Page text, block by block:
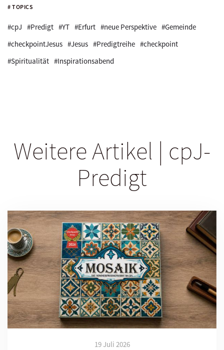
# TOPICS
#cpJ #Predigt #YT #Erfurt #neue Perspektive #Gemeinde
#checkpointJesus #Jesus #Predigtreihe #checkpoint
#Spiritualität #Inspirationsabend
Weitere Artikel | cpJ-
Predigt
19 Juli 2026